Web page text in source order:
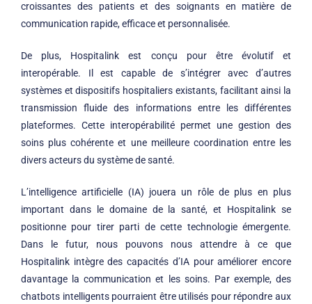
croissantes des patients et des soignants en matière de
communication rapide, efficace et personnalisée.
De plus, Hospitalink est conçu pour être évolutif et
interopérable. Il est capable de s’intégrer avec d’autres
systèmes et dispositifs hospitaliers existants, facilitant ainsi la
transmission fluide des informations entre les différentes
plateformes. Cette interopérabilité permet une gestion des
soins plus cohérente et une meilleure coordination entre les
divers acteurs du système de santé.
L’intelligence artificielle (IA) jouera un rôle de plus en plus
important dans le domaine de la santé, et Hospitalink se
positionne pour tirer parti de cette technologie émergente.
Dans le futur, nous pouvons nous attendre à ce que
Hospitalink intègre des capacités d’IA pour améliorer encore
davantage la communication et les soins. Par exemple, des
chatbots intelligents pourraient être utilisés pour répondre aux